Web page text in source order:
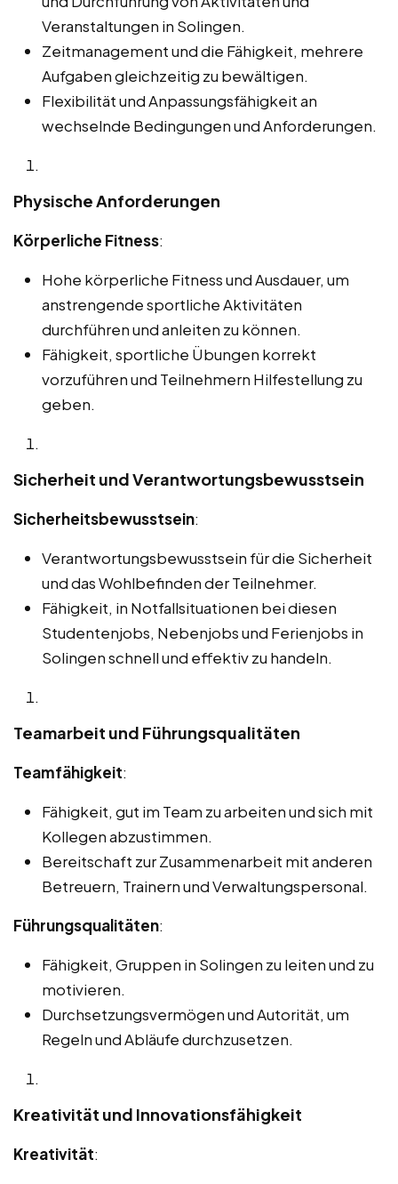
Veranstaltungen in Solingen.
Zeitmanagement und die Fähigkeit, mehrere
Aufgaben gleichzeitig zu bewältigen.
Flexibilität und Anpassungsfähigkeit an
wechselnde Bedingungen und Anforderungen.
Physische Anforderungen
Körperliche Fitness:
Hohe körperliche Fitness und Ausdauer, um
anstrengende sportliche Aktivitäten
durchführen und anleiten zu können.
Fähigkeit, sportliche Übungen korrekt
vorzuführen und Teilnehmern Hilfestellung zu
geben.
Sicherheit und Verantwortungsbewusstsein
Sicherheitsbewusstsein:
Verantwortungsbewusstsein für die Sicherheit
und das Wohlbefinden der Teilnehmer.
Fähigkeit, in Notfallsituationen bei diesen
Studentenjobs, Nebenjobs und Ferienjobs in
Solingen schnell und effektiv zu handeln.
Teamarbeit und Führungsqualitäten
Teamfähigkeit:
Fähigkeit, gut im Team zu arbeiten und sich mit
Kollegen abzustimmen.
Bereitschaft zur Zusammenarbeit mit anderen
Betreuern, Trainern und Verwaltungspersonal.
Führungsqualitäten:
Fähigkeit, Gruppen in Solingen zu leiten und zu
motivieren.
Durchsetzungsvermögen und Autorität, um
Regeln und Abläufe durchzusetzen.
Kreativität und Innovationsfähigkeit
Kreativität: